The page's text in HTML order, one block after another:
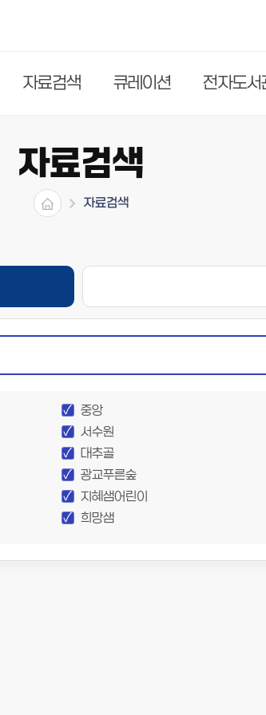
자료검색 큐레이션 전자도서
자료검색
자료검색
중앙
서수원
대추골
광교푸른숲
지혜샘어린이
희망샘